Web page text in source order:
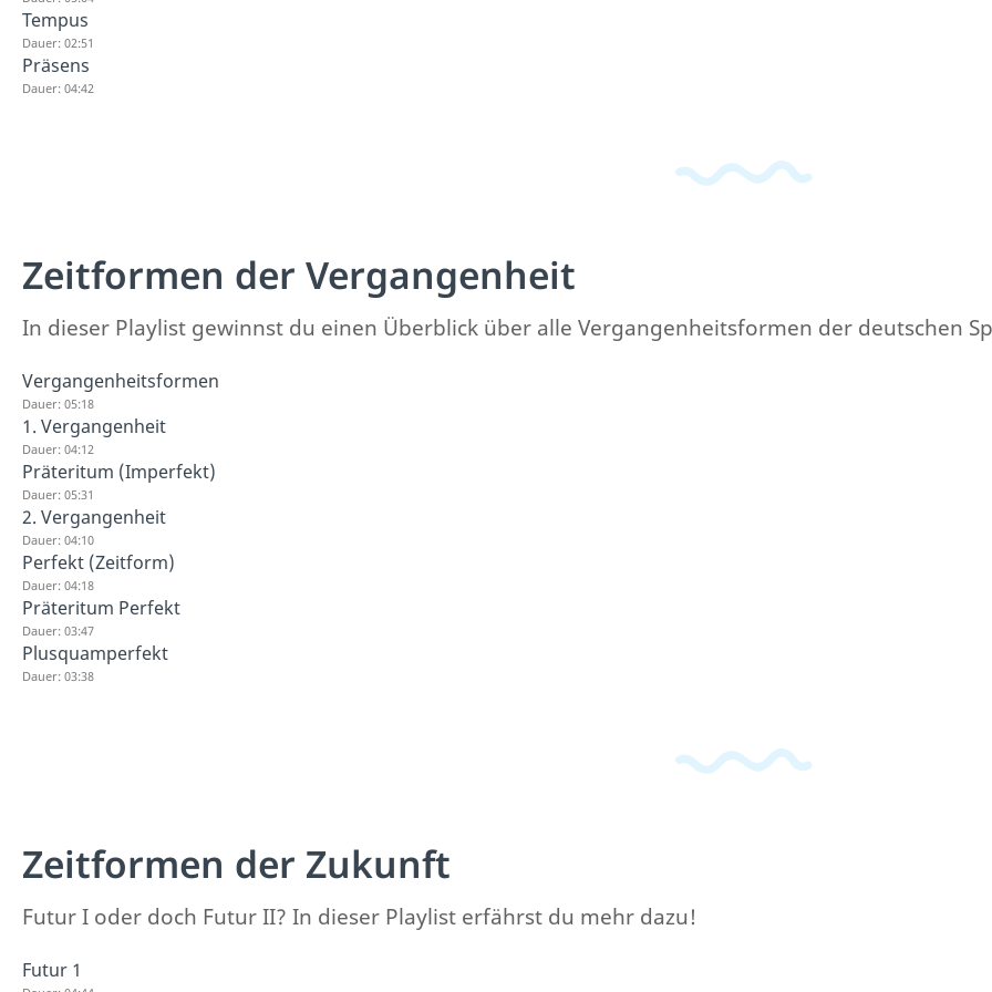
Tempus
Dauer: 02:51
Präsens
Dauer: 04:42
Zeitformen der Vergangenheit
In dieser Playlist gewinnst du einen Überblick über alle Vergangenheitsformen der deutschen
Vergangenheitsformen
Dauer: 05:18
1. Vergangenheit
Dauer: 04:12
Präteritum (Imperfekt)
Dauer: 05:31
2. Vergangenheit
Dauer: 04:10
Perfekt (Zeitform)
Dauer: 04:18
Präteritum Perfekt
Dauer: 03:47
Plusquamperfekt
Dauer: 03:38
Zeitformen der Zukunft
Futur I oder doch Futur II? In dieser Playlist erfährst du mehr dazu!
Futur 1